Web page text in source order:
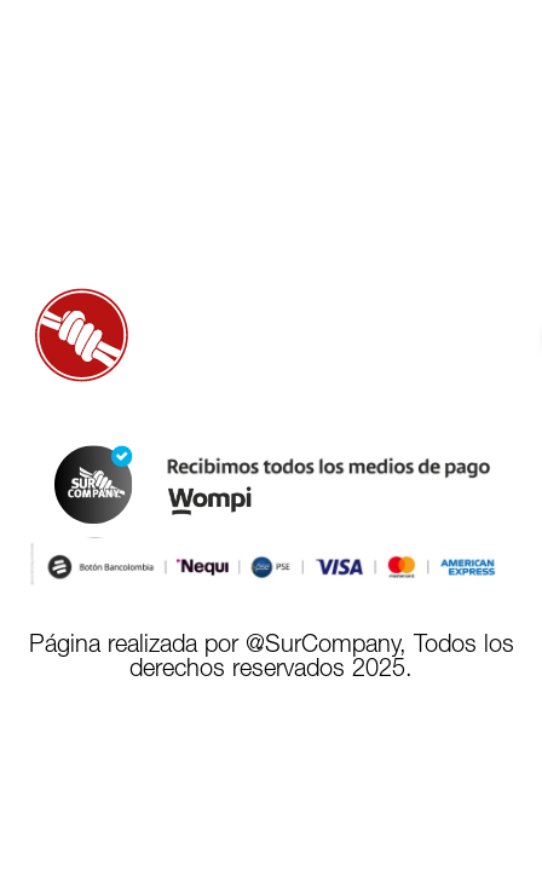
Página realizada por @SurCompany, Todos los
derechos reservados 2025.